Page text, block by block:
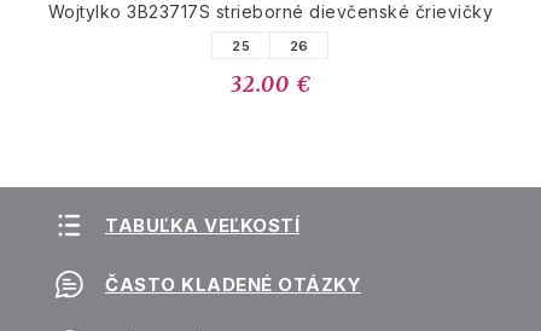
Wojtylko 3B23717S strieborné dievčenské črievičky
25 26
32.00 €
TABUĽKA VEĽKOSTÍ
ČASTO KLADENÉ OTÁZKY